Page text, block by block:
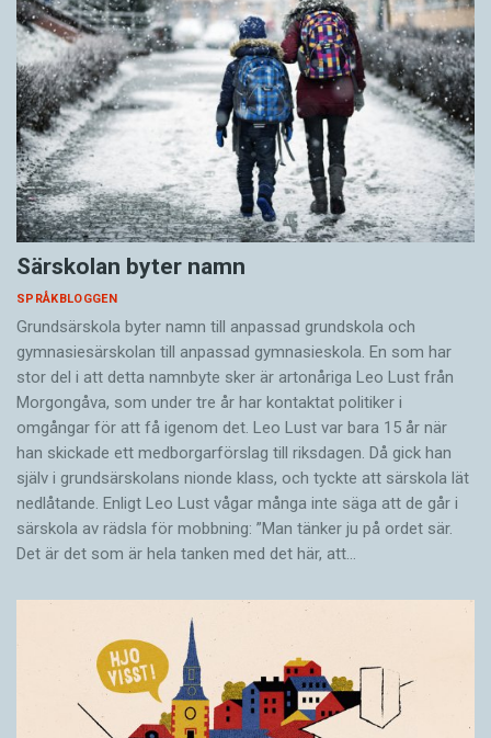
Särskolan byter namn
SPRÅKBLOGGEN
Grundsärskola byter namn till anpassad grundskola och
gymnasiesärskolan till anpassad gymnasieskola. En som har
stor del i att detta namnbyte sker är artonåriga Leo Lust från
Morgongåva, som under tre år har kontaktat politiker i
omgångar för att få igenom det. Leo Lust var bara 15 år när
han skickade ett medborgarförslag till riksdagen. Då gick han
själv i grundsärskolans nionde klass, och tyckte att särskola lät
nedlåtande. Enligt Leo Lust vågar många inte säga att de går i
särskola av rädsla för mobbning: ”Man tänker ju på ordet sär.
Det är det som är hela tanken med det här, att…